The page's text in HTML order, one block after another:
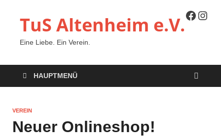
TuS Altenheim e.V.
Eine Liebe. Ein Verein.
HAUPTMENÜ
VEREIN
Neuer Onlineshop!